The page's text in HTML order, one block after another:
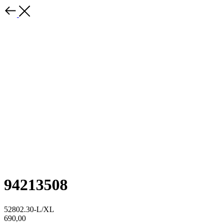
94213508
52802.30-L/XL
690,00